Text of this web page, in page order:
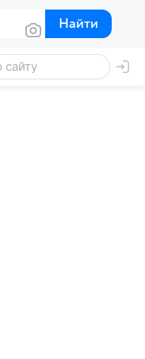
Найти
Найти